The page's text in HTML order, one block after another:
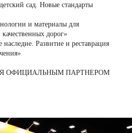
сад. Новые стандарты
и материалы для
качественных дорог»
наследие. Развитие и реставрация
ОФИЦИАЛЬНЫМ ПАРТНЕРОМ
данных